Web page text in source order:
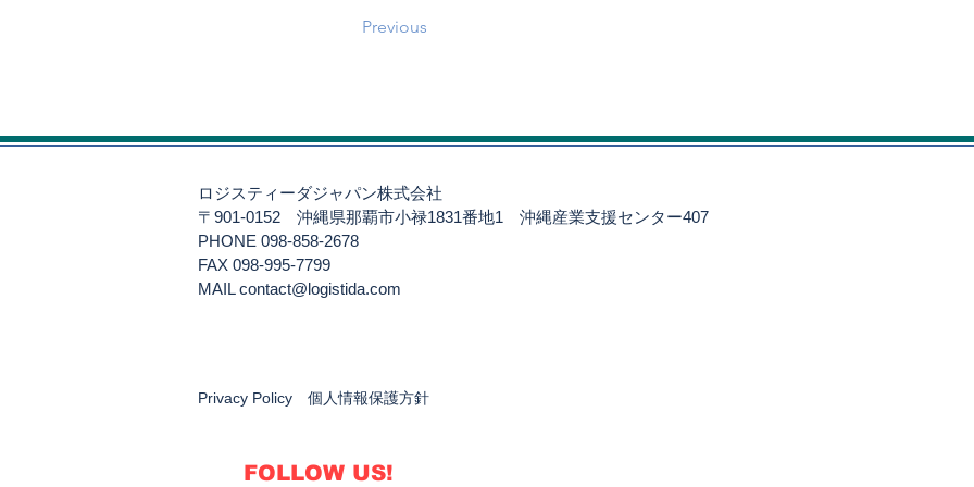
Previous
ロジスティーダジャパン株式会社
〒901-0152 沖縄県那覇市小禄1831番地1 沖縄産業支援センター407
PHONE 098-858-2678
FAX 098-995-7799
​MAILcontact@logistida.com
Privacy Policy 個人情報保護方針
FOLLOW US!